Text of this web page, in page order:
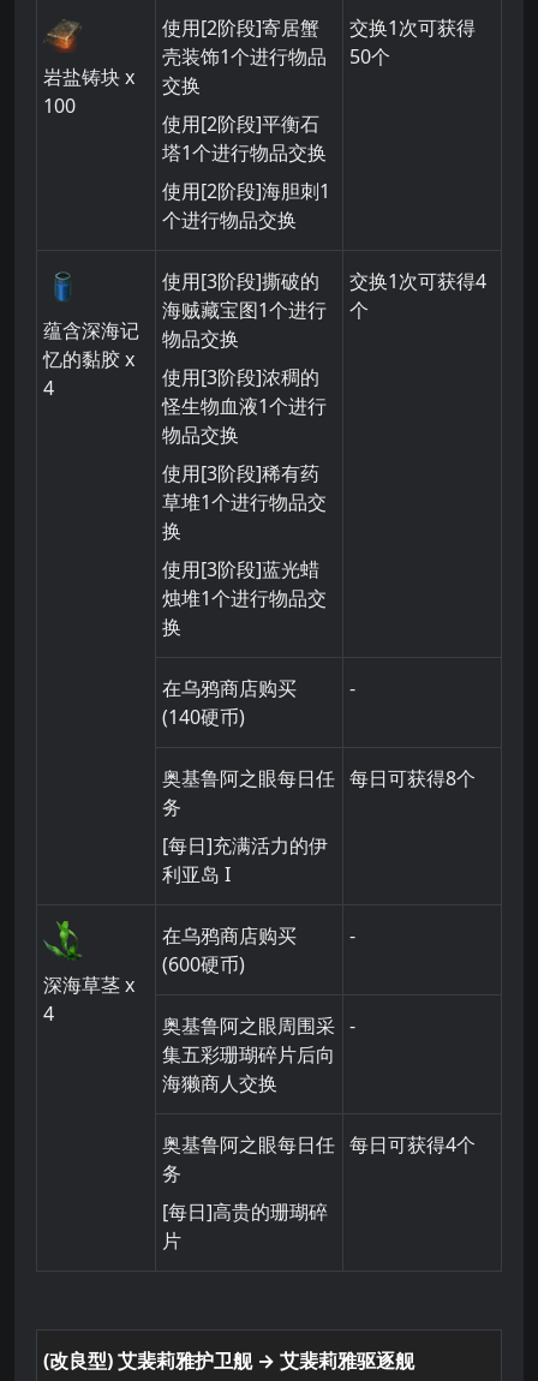
岩盐铸块x
100
使用[2阶段]寄居蟹
壳装饰1个进行物品
交换
使用[2阶段]平衡石
塔1个进行物品交换
使用[2阶段]海胆刺1
个进行物品交换
交换1次可获得
50个
蕴含深海记
忆的黏胶x
4
使用[3阶段]撕破的
海贼藏宝图1个进行
物品交换
使用[3阶段]浓稠的
怪生物血液1个进行
物品交换
使用[3阶段]稀有药
草堆1个进行物品交
换
使用[3阶段]蓝光蜡
烛堆1个进行物品交
换
交换1次可获得4
个
在乌鸦商店购买
(140硬币)
-
奥基鲁阿之眼每日任
务
[每日]充满活力的伊
利亚岛 I
每日可获得8个
深海草茎x
4
在乌鸦商店购买
(600硬币)
-
奥基鲁阿之眼周围采
集五彩珊瑚碎片后向
海獭商人交换
-
奥基鲁阿之眼每日任
务
[每日]高贵的珊瑚碎
片
每日可获得4个
(改良型) 艾裴莉雅护卫舰 → 艾裴莉雅驱逐舰